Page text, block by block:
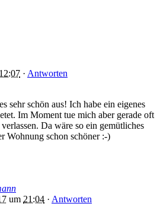
12:07 · Antworten
sehr schön aus! Ich habe ein eigenes
Im Moment tue mich aber gerade oft
Da wäre so ein gemütliches
Wohnung schon schöner :-)
um 21:04 · Antworten